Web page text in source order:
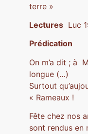
terre »
Lectures Luc
Prédication
On m’a dit ; à
longue (…)
Surtout
« Rameaux !
Fête chez nos
sont rendus en